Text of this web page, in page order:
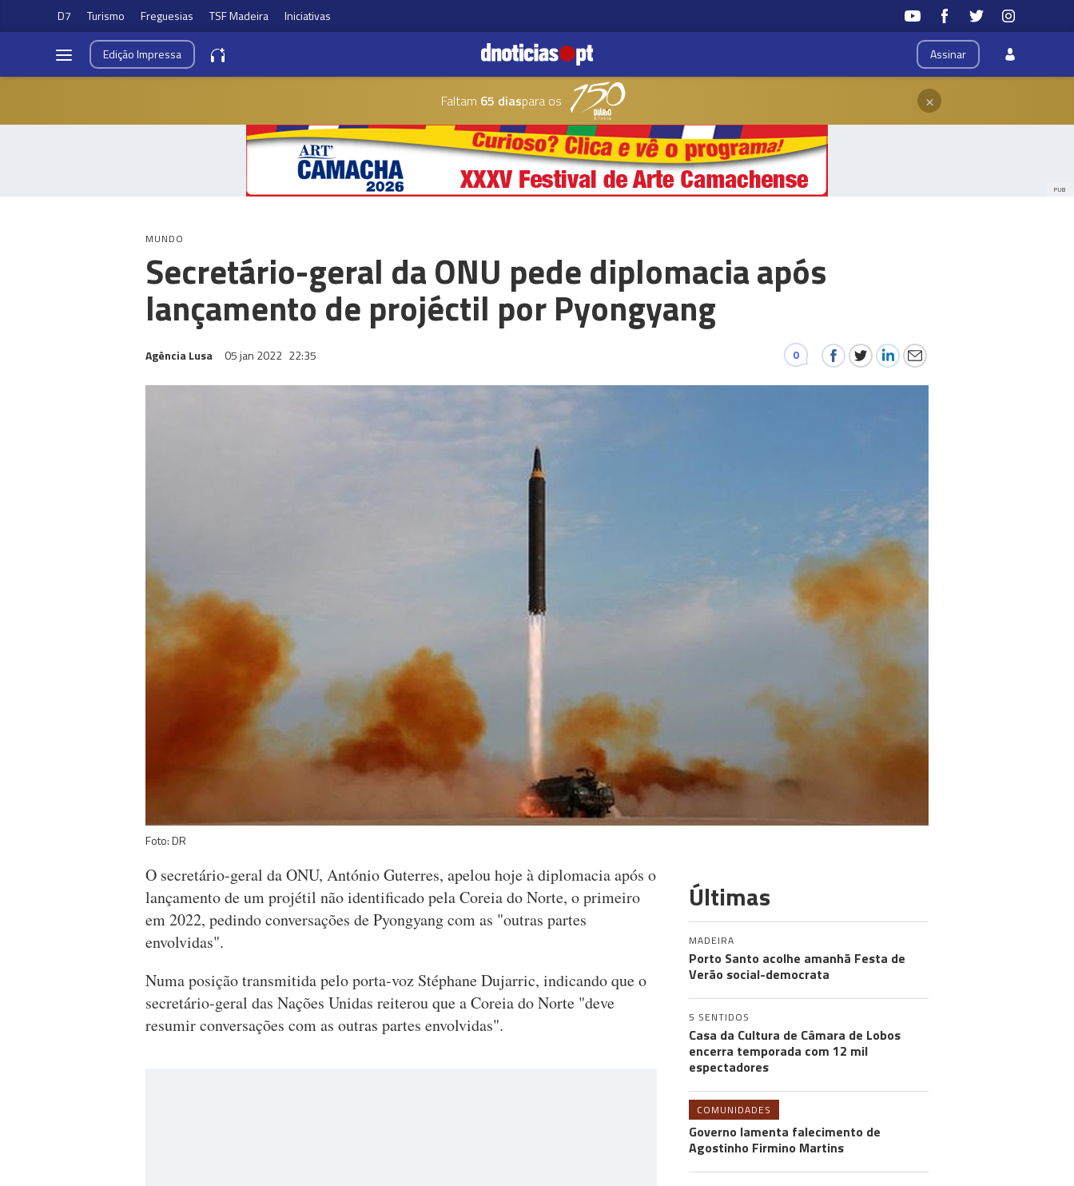
D7 Turismo Freguesias TSF Madeira Iniciativas
Assinar
EdiçãoImpressa
Faltam 65 diaspara os ×
PUB
MUNDO
Secretário-geral da ONU pede diplomacia após
lançamento de projéctil por Pyongyang
Agência Lusa 05 jan 2022 22:35 0
Foto: DR
O secretário-geral da ONU, António Guterres, apelou hoje à diplomacia após o
lançamento de um projétil não identificado pela Coreia do Norte, o primeiro
em 2022, pedindo conversações de Pyongyang com as "outras partes
envolvidas".
Numa posição transmitida pelo porta-voz Stéphane Dujarric, indicando que o
secretário-geral das Nações Unidas reiterou que a Coreia do Norte "deve
resumir conversações com as outras partes envolvidas".
Últimas
MADEIRA
Porto Santo acolhe amanhã Festa de
Verão social-democrata
5 SENTIDOS
Casa da Cultura de Câmara de Lobos
encerra temporada com 12 mil
espectadores
COMUNIDADES
Governo lamenta falecimento de
Agostinho Firmino Martins